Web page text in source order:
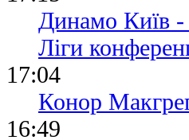
Динамо Київ -
Ліги
17:04
Конор
16:49